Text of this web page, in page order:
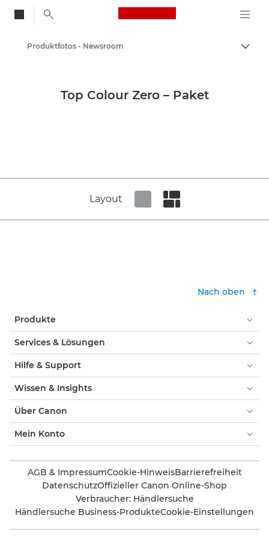
Canon Logo, back
Auf
Newsroom
Produktfotos - Newsroom
Top Colour Zero – Paket
Layout
Nach oben
Produkte
Services & Lösungen
Hilfe & Support
Wissen & Insights
Über Canon
Mein Konto
AGB & ImpressumCookie-HinweisBarrierefreiheit
DatenschutzOffizieller Canon Online-Shop
Verbraucher: Händlersuche
Händlersuche Business-ProdukteCookie-Einstellungen